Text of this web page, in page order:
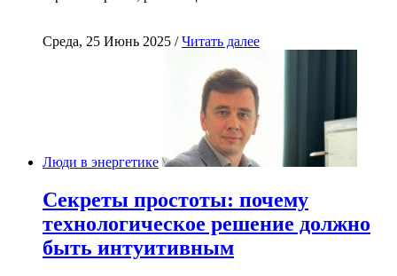
Среда, 25 Июнь 2025 /Читать далее
Люди в энергетике
Секреты простоты: почему
технологическое решение должно
быть интуитивным